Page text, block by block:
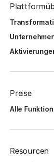
Preise
Alle
Resourcen